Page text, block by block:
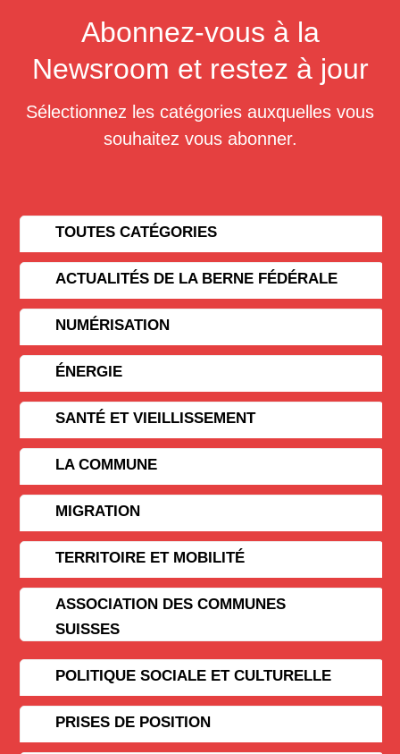
Abonnez-vous à la
Newsroom et restez à jour
Sélectionnez les catégories auxquelles vous
souhaitez vous abonner.
TOUTES CATÉGORIES
ACTUALITÉS DE LA BERNE FÉDÉRALE
NUMÉRISATION
ÉNERGIE
SANTÉ ET VIEILLISSEMENT
LA COMMUNE
MIGRATION
TERRITOIRE ET MOBILITÉ
ASSOCIATION DES COMMUNES
SUISSES
POLITIQUE SOCIALE ET CULTURELLE
PRISES DE POSITION